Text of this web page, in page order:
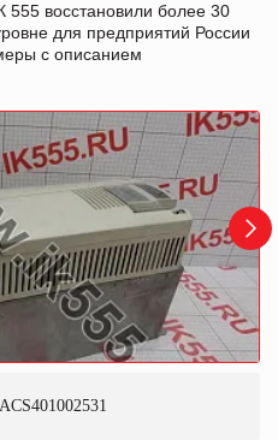
восстановили более 30
для предприятий России
с описанием